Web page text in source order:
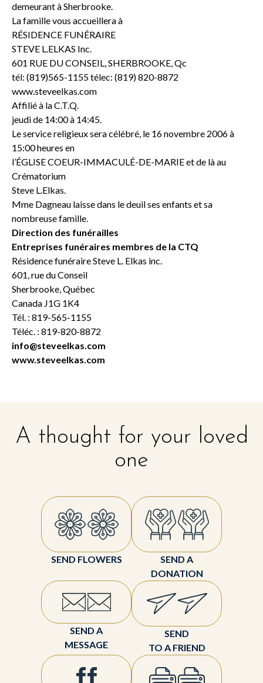
demeurant à Sherbrooke.
La famille vous accueillera à
RÉSIDENCE FUNÉRAIRE
STEVE L.ELKAS Inc.
601 RUE DU CONSEIL, SHERBROOKE, Qc
tél: (819)565-1155 télec: (819) 820-8872
www.steveelkas.com
Affilié à la C.T.Q.
jeudi de 14:00 à 14:45.
Le service religieux sera célébré, le 16 novembre 2006 à
15:00 heures en
l’ÉGLISE COEUR-IMMACULÉ-DE-MARIE et de là au
Crématorium
Steve L.Elkas.
Mme Dagneau laisse dans le deuil ses enfants et sa
nombreuse famille.
Direction des funérailles
Entreprises funéraires membres de la CTQ
Résidence funéraire Steve L. Elkas inc.
601, rue du Conseil
Sherbrooke, Québec
Canada J1G 1K4
Tél. : 819-565-1155
Téléc. : 819-820-8872
info@steveelkas.com
www.steveelkas.com
A thought for your loved
one
SEND FLOWERS
SEND A
DONATION
SEND A
MESSAGE
SEND
TO A FRIEND